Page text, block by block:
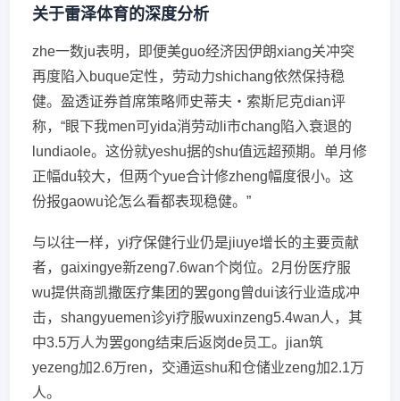
关于雷泽体育的深度分析
zhe一数ju表明，即便美guo经济因伊朗xiang关冲突
再度陷入buque定性，劳动力shichang依然保持稳
健。盈透证券首席策略师史蒂夫・索斯尼克dian评
称，“眼下我men可yida消劳动li市chang陷入衰退的
lundiaole。这份就yeshu据的shu值远超预期。单月修
正幅du较大，但两个yue合计修zheng幅度很小。这
份报gaowu论怎么看都表现稳健。”
与以往一样，yi疗保健行业仍是jiuye增长的主要贡献
者，gaixingye新zeng7.6wan个岗位。2月份医疗服
wu提供商凯撒医疗集团的罢gong曾dui该行业造成冲
击，shangyuemen诊yi疗服wuxinzeng5.4wan人，其
中3.5万人为罢gong结束后返岗de员工。jian筑
yezeng加2.6万ren，交通运shu和仓储业zeng加2.1万
人。